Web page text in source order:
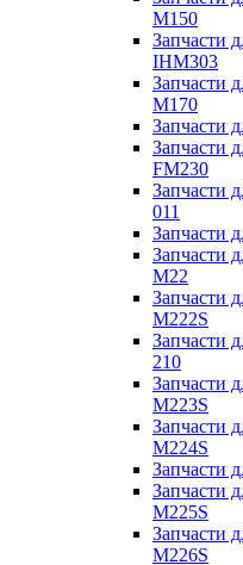
M150
Запчасти
IHM303
Запчасти
M170
Запчасти
Запчасти
FM230
Запчасти
011
Запчасти
Запчасти
M22
Запчасти
M222S
Запчасти
210
Запчасти
M223S
Запчасти
M224S
Запчасти
Запчасти
M225S
Запчасти
M226S